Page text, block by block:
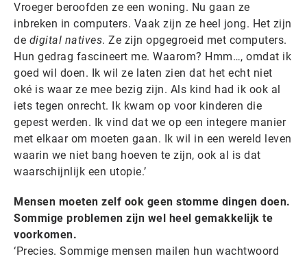
Vroeger beroofden ze een woning. Nu gaan ze
inbreken in computers. Vaak zijn ze heel jong. Het zijn
de digital natives. Ze zijn opgegroeid met computers.
Hun gedrag fascineert me. Waarom? Hmm…, omdat ik
goed wil doen. Ik wil ze laten zien dat het echt niet
oké is waar ze mee bezig zijn. Als kind had ik ook al
iets tegen onrecht. Ik kwam op voor kinderen die
gepest werden. Ik vind dat we op een integere manier
met elkaar om moeten gaan. Ik wil in een wereld leven
waarin we niet bang hoeven te zijn, ook al is dat
waarschijnlijk een utopie.’
Mensen moeten zelf ook geen stomme dingen doen.
Sommige problemen zijn wel heel gemakkelijk te
voorkomen.
‘Precies. Sommige mensen mailen hun wachtwoord